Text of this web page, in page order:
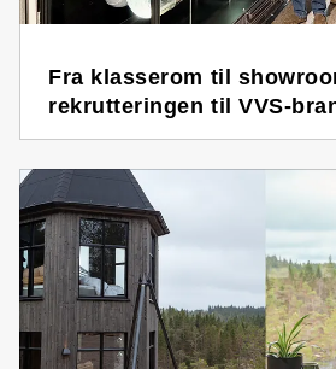
Fra klasserom til
rekrutteringen til VVS-